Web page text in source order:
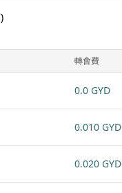
轉會費
0.0 GYD
0.010 GYD
0.020 GYD